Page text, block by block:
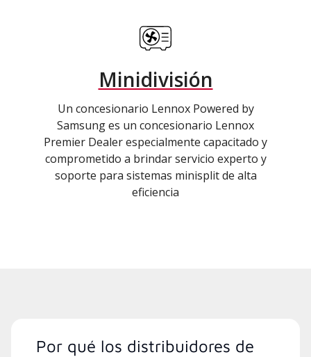
Minidivisión
Un concesionario Lennox Powered by
Samsung es un concesionario Lennox
Premier Dealer especialmente capacitado y
comprometido a brindar servicio experto y
soporte para sistemas minisplit de alta
eficiencia
Por qué los distribuidores de